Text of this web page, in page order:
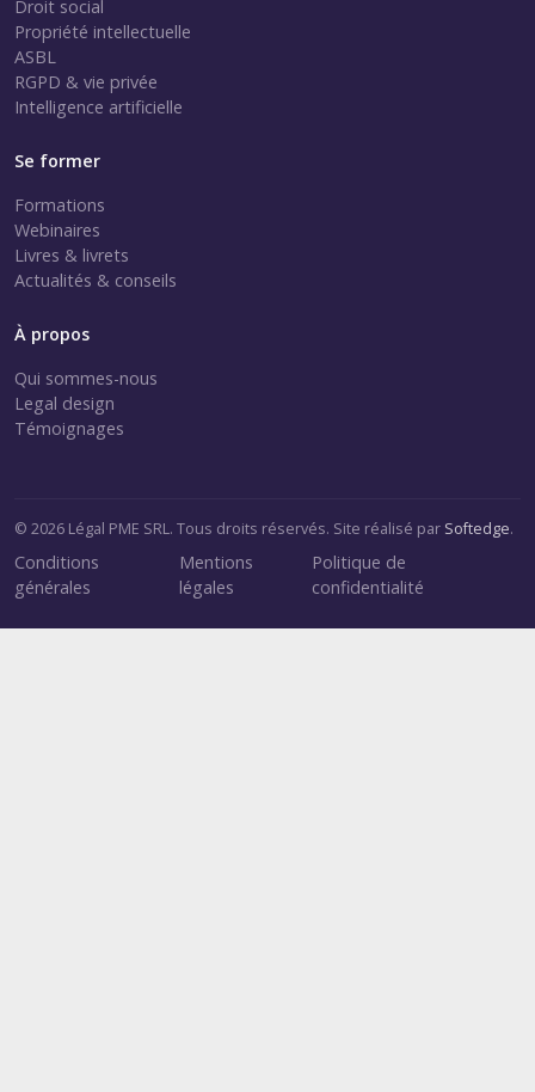
Droit social
Propriété intellectuelle
ASBL
RGPD & vie privée
Intelligence artificielle
Se former
Formations
Webinaires
Livres & livrets
Actualités & conseils
À propos
Qui sommes-nous
Legal design
Témoignages
© 2026 Légal PME SRL. Tous droits réservés. Site réalisé par Softedge.
Conditions
générales
Mentions
légales
Politique de
confidentialité